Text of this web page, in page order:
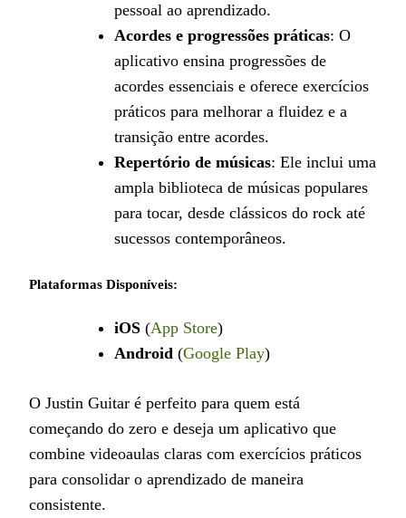
pessoal ao aprendizado.
Acordes e progressões práticas: O
aplicativo ensina progressões de
acordes essenciais e oferece exercícios
práticos para melhorar a fluidez e a
transição entre acordes.
Repertório de músicas: Ele inclui uma
ampla biblioteca de músicas populares
para tocar, desde clássicos do rock até
sucessos contemporâneos.
Plataformas Disponíveis:
iOS (App Store)
Android (Google Play)
O Justin Guitar é perfeito para quem está
começando do zero e deseja um aplicativo que
combine videoaulas claras com exercícios práticos
para consolidar o aprendizado de maneira
consistente.